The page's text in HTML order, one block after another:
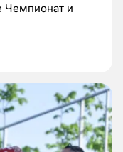
Чемпионат и